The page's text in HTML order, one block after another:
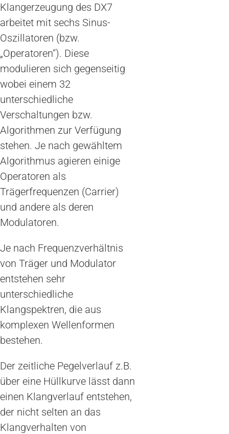
Klangerzeugung des DX7
arbeitet mit sechs Sinus-
Oszillatoren (bzw.
„Operatoren“). Diese
modulieren sich gegenseitig
wobei einem 32
unterschiedliche
Verschaltungen bzw.
Algorithmen zur Verfügung
stehen. Je nach gewähltem
Algorithmus agieren einige
Operatoren als
Trägerfrequenzen (Carrier)
und andere als deren
Modulatoren.
Je nach Frequenzverhältnis
von Träger und Modulator
entstehen sehr
unterschiedliche
Klangspektren, die aus
komplexen Wellenformen
bestehen.
Der zeitliche Pegelverlauf z.B.
über eine Hüllkurve lässt dann
einen Klangverlauf entstehen,
der nicht selten an das
Klangverhalten von